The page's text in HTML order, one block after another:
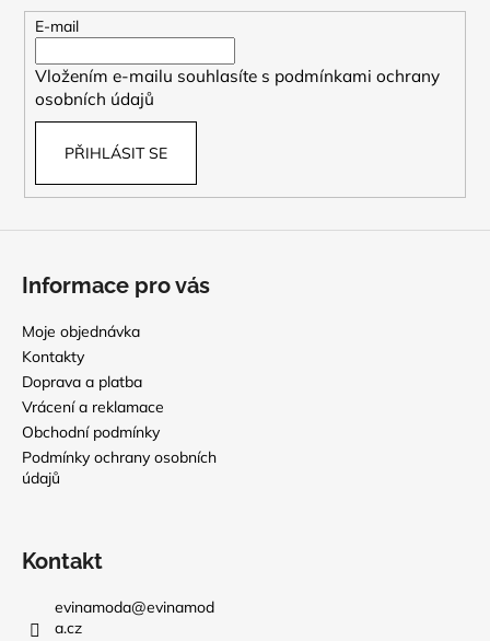
E-mail
Vložením e-mailu souhlasíte s podmínkami ochrany
osobních údajů
PŘIHLÁSIT SE
Informace pro vás
Moje objednávka
Kontakty
Doprava a platba
Vrácení a reklamace
Obchodní podmínky
Podmínky ochrany osobních
údajů
Kontakt
evinamoda@evinamod
a.cz